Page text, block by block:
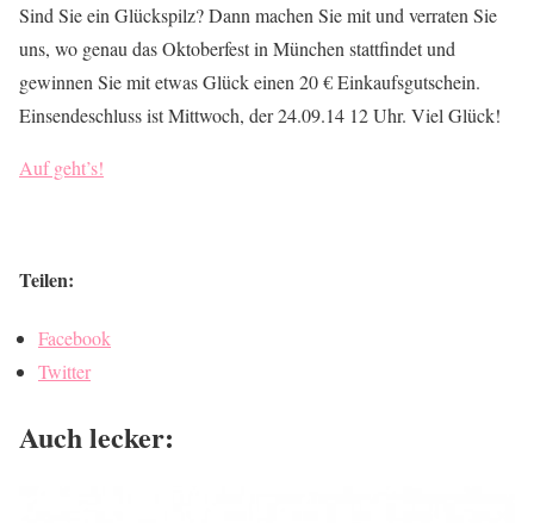
Sind Sie ein Glückspilz? Dann machen Sie mit und verraten Sie
uns, wo genau das Oktoberfest in München stattfindet und
gewinnen Sie mit etwas Glück einen 20 € Einkaufsgutschein.
Einsendeschluss ist Mittwoch, der 24.09.14 12 Uhr. Viel Glück!
Auf geht’s!
Teilen:
Facebook
Twitter
Auch lecker: